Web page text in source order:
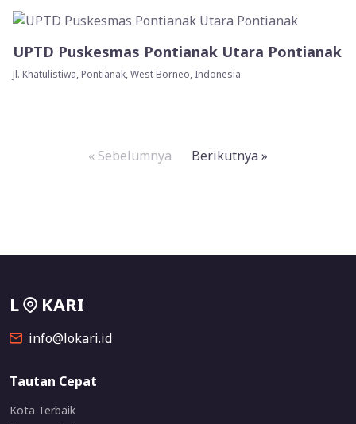
UPTD Puskesmas Pontianak Utara Pontianak
Jl. Khatulistiwa, Pontianak, West Borneo, Indonesia
« Sebelumnya Berikutnya »
L KARI
info@lokari.id
Tautan Cepat
Kota Terbaik